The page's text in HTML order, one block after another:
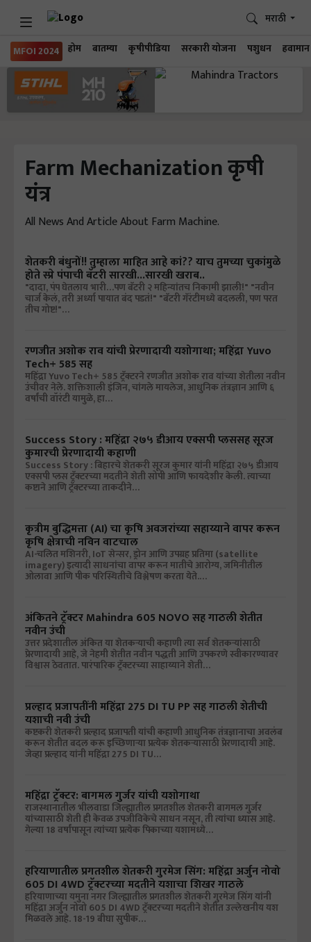
MFOI 2024 होम बातम्या कृषीपीडिया सरकारी योजना पशुधन हवामान
मराठी
Farm Mechanization कृषी
यंत्र
All News And Article About Farm Machine.
शेतकरी बंधुनों!! तुम्हाला माहित आहे कां?? याच तुमच्या चुकांमुळे
होते स्प्रे पंपाची बॅटरी सारखी...सारखी खराब..
"दादा, पंप घेतलाय भारी…पण बॅटरी २ महिन्यांतच निकामी झाली!" "नवीन
चार्ज केलं, तरी अर्ध्या पायात बंद पडतं!" "बॅटरी गॅरंटीमध्ये बदलली, पण परत
तीच गोष्ट!"…
रणजीत अशोक राव यांची प्रेरणादायी यशोगाथा; महिंद्रा Yuvo
Tech+ 585 सह
महिंद्रा Yuvo Tech+ 585 ट्रॅक्टरने रणजीत अशोक राव यांच्या शेतीला नवीन
उंचीवर नेले. शक्तिशाली इंजिन, चांगले मायलेज, आधुनिक तंत्रज्ञान आणि ६
वर्षांची वॉरंटी यामुळे, हा…
Success Story : महिंद्रा २७५ डीआय एक्सपी प्लससह सूरज
कुमारची प्रेरणादायी कहाणी
Success Story : बिहारचे शेतकरी सूरज कुमार यांनी महिंद्रा २७५ डीआय
एक्सपी प्लस ट्रॅक्टरच्या मदतीने शेती सोपी आणि फायदेशीर केली. त्याच्या
कष्टाने आणि ट्रॅक्टरच्या ताकदीने…
कृत्रीम बुद्धिमत्ता (AI) चा कृषि अवजरांच्या सहाय्याने वापर करून
कृषि क्षेत्राची नविन वाटचाल
AI-चलित मशिनरी, IoT सेन्सर, ड्रोन आणि उपग्रह प्रतिमा (satellite
imagery) इत्यादी साधनांचा वापर करून मातीचे आरोग्य, जमिनीतील
ओलावा आणि पीक परिस्थितीचे विश्लेषण करता येते.…
अंकितने ट्रॅक्टर Mahindra 605 NOVO सह गाठली शेतीत
नवीन उंची
उत्तर प्रदेशातील अंकित या शेतकऱ्याची कहाणी त्या सर्व शेतकऱ्यांसाठी
प्रेरणादायी आहे, जे नेहमी शेतीत नवीन पद्धती आणि उपकरणे स्वीकारण्यावर
विश्वास ठेवतात. पारंपारिक ट्रॅक्टरच्या साहाय्याने शेती…
प्रल्हाद प्रजापतींनी महिंद्रा 275 DI TU PP सह गाठली शेतीची
यशाची नवी उंची
कष्टकरी शेतकरी प्रल्हाद प्रजापती यांची कहाणी आधुनिक तंत्रज्ञानाचा अवलंब
करून शेतीत बदल करू इच्छिणाऱ्या प्रत्येक शेतकऱ्यासाठी प्रेरणादायी आहे.
जेव्हा प्रल्हाद यांनी महिंद्रा 275 DI TU…
महिंद्रा ट्रॅक्टर: बागमल गुर्जर यांची यशोगाथा
राजस्थानातील भीलवाडा जिल्ह्यातील प्रगतशील शेतकरी बागमल गुर्जर
यांच्यासाठी शेती ही केवळ उपजीविकेचे साधन नसून, ती त्यांचा ध्यास आहे.
गेल्या 18 वर्षांपासून त्यांच्या प्रत्येक पिकाच्या यशामध्ये…
हरियाणातील प्रगतशील शेतकरी गुरमेज सिंग: महिंद्रा अर्जुन नोवो
605 DI 4WD ट्रॅक्टरच्या मदतीने यशाचा शिखर गाठले
हरियाणाच्या यमुना नगर जिल्ह्यातील प्रगतशील शेतकरी गुरमेज सिंग यांनी
महिंद्रा अर्जुन नोवो 605 DI 4WD ट्रॅक्टरच्या मदतीने शेतीत उल्लेखनीय यश
मिळवले आहे. 18-19 बीघा सुपीक…